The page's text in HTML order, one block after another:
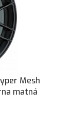
Mesh
matná